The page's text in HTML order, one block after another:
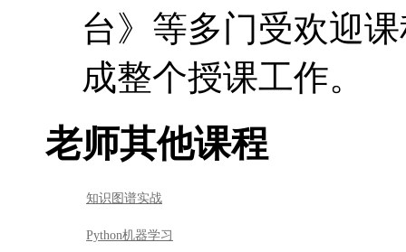
知识图谱实战
数据库原理及应用（2024）
金融的人工智能革命
数据库原理及应用（2025）
课程所属专业